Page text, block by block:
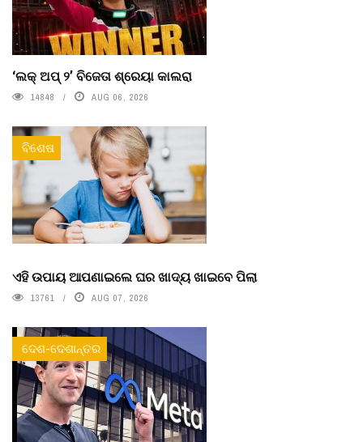
‘ଲକ୍ ଅପ୍ ୨’ ବିଜେତା ଶ୍ରେୟା କାଲରା
14848 AUG 06, 2026
ବିଶେଷ
ଏହି ଉପାୟ ଆପଣାଇଲେ ଘର ଖାଦ୍ୟ ଖାଇବେ ପିଲା
13761 AUG 07, 2026
ଦେଶ-ଦେଶାନ୍ତର